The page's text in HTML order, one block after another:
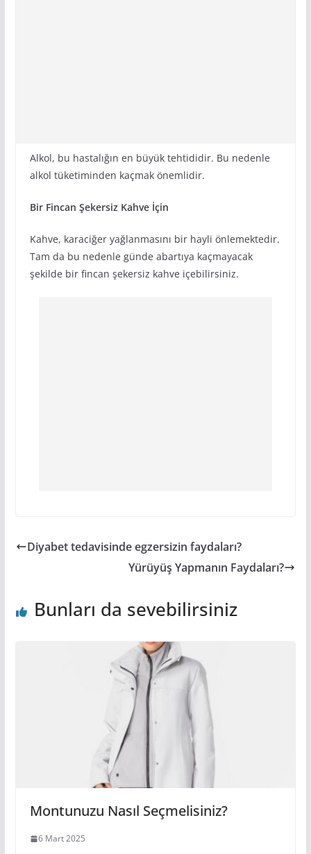
Alkol, bu hastalığın en büyük tehtididir. Bu nedenle
alkol tüketiminden kaçmak önemlidir.
Bir Fincan Şekersiz Kahve İçin
Kahve, karaciğer yağlanmasını bir hayli önlemektedir.
Tam da bu nedenle günde abartıya kaçmayacak
şekilde bir fincan şekersiz kahve içebilirsiniz.
Diyabet tedavisinde egzersizin faydaları?
Yürüyüş Yapmanın Faydaları?
Bunları da sevebilirsiniz
Montunuzu Nasıl Seçmelisiniz?
6 Mart 2025